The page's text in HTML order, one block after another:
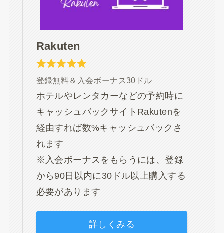
Rakuten
登録無料＆入会ボーナス30ドル
ホテルやレンタカーなどの予約時に
キャッシュバックサイトRakutenを
経由すれば数%キャッシュバックさ
れます
※入会ボーナスをもらうには、登録
から90日以内に30ドル以上購入する
必要があります
詳しくみる